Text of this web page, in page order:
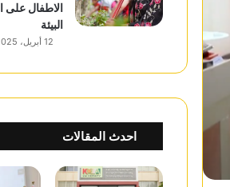
الاطفال على
البيئة
12 أبريل، 2025
احدث المقالات